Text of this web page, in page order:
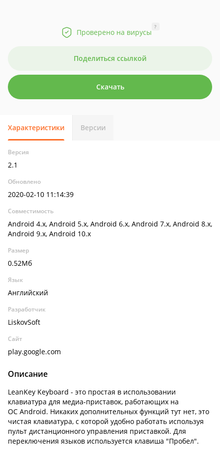
Проверено на вирусы
?
Поделиться ссылкой
Скачать
Характеристики Версии
Версия
2.1
Обновлено
2020-02-10 11:14:39
Совместимость
Android 4.x, Android 5.x, Android 6.x, Android 7.x, Android 8.x,
Android 9.x, Android 10.x
Размер
0.52Мб
Язык
Английский
Разработчик
LiskovSoft
Сайт
play.google.com
Описание
LeanKey Keyboard - это простая в использовании
клавиатура для медиа-приставок, работающих на
ОС Android. Никаких дополнительных функций тут нет, это
чистая клавиатура, с которой удобно работать используя
пульт дистанционного управления приставкой. Для
переключения языков используется клавиша "Пробел".